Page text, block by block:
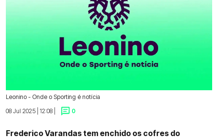
Leonino - Onde o Sporting é notícia
08 Jul 2025 | 12:08 |
0
Frederico Varandas tem enchido os cofres do